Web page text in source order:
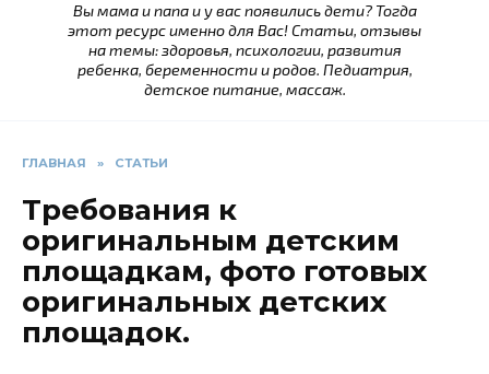
Вы мама и папа и у вас появились дети? Тогда
этот ресурс именно для Вас! Статьи, отзывы
на темы: здоровья, психологии, развития
ребенка, беременности и родов. Педиатрия,
детское питание, массаж.
ГЛАВНАЯ » СТАТЬИ
Требования к
оригинальным детским
площадкам, фото готовых
оригинальных детских
площадок.